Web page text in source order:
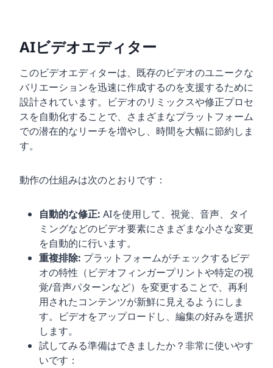
AIビデオエディター
このビデオエディターは、既存のビデオのユニークな
バリエーションを迅速に作成するのを支援するために
設計されています。ビデオのリミックスや修正プロセ
スを自動化することで、さまざまなプラットフォーム
での潜在的なリーチを増やし、時間を大幅に節約しま
す。
動作の仕組みは次のとおりです：
自動的な修正: AIを使用して、視覚、音声、タイ
ミングなどのビデオ要素にさまざまな小さな変更
を自動的に行います。
重複排除: プラットフォームがチェックするビデ
オの特性（ビデオフィンガープリントや特定の視
覚/音声パターンなど）を変更することで、再利
用されたコンテンツが新鮮に見えるようにしま
す。ビデオをアップロードし、編集の好みを選択
します。
試してみる準備はできましたか？非常に使いやす
いです：